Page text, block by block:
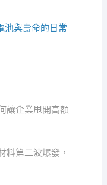
池與壽命的日常
讓企業甩開高額
料第二波爆發，